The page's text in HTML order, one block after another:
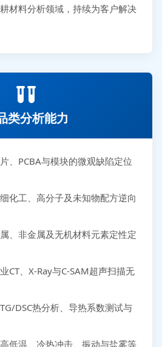
耕材料分析领域，持续为客户解决
类分析能力
片、PCBA与模块的微观缺陷定位
细化工、高分子及未知物配方逆向
属、非金属及无机材料元素定性定
业CT、X-Ray与C-SAM超声扫描无
TG/DSC热分析、导热系数测试与
高低温、冷热冲击、振动与盐雾等